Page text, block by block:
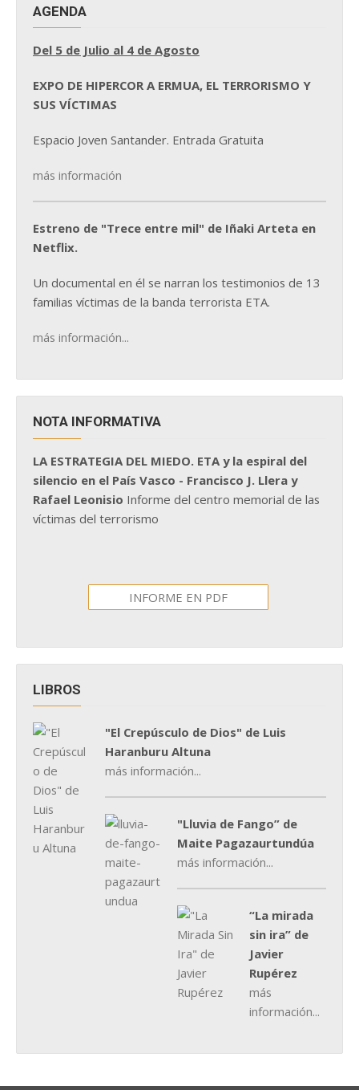
AGENDA
Del 5 de Julio al 4 de Agosto
EXPO DE HIPERCOR A ERMUA, EL TERRORISMO Y
SUS VÍCTIMAS
Espacio Joven Santander. Entrada Gratuita
más información
Estreno de "Trece entre mil" de Iñaki Arteta en
Netflix.
Un documental en él se narran los testimonios de 13
familias víctimas de la banda terrorista ETA.
más información...
NOTA INFORMATIVA
LA ESTRATEGIA DEL MIEDO. ETA y la espiral del
silencio en el País Vasco - Francisco J. Llera y
Rafael Leonisio Informe del centro memorial de las
víctimas del terrorismo
INFORME EN PDF
LIBROS
"El Crepúsculo de Dios" de Luis
Haranburu Altuna
más información...
"Lluvia de Fango” de
Maite Pagazaurtundúa
más información...
“La mirada
sin ira” de
Javier
Rupérez
más
información...